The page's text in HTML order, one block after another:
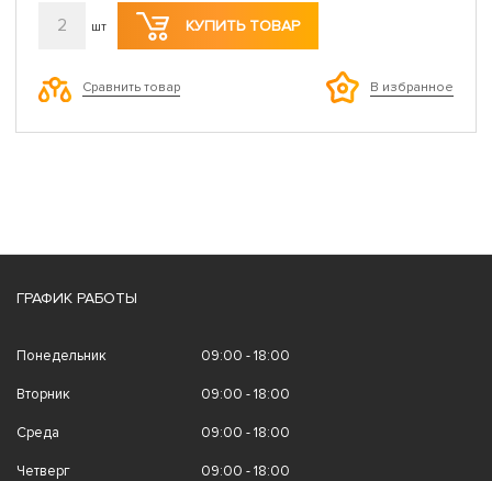
2 шт КУПИТЬ ТОВАР
Сравнить товар В избранное
ГРАФИК РАБОТЫ
Понедельник 09:00 - 18:00
Вторник 09:00 - 18:00
Среда 09:00 - 18:00
Четверг 09:00 - 18:00